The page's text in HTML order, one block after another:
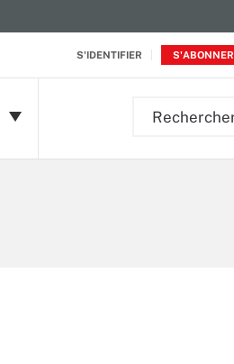
S'IDENTIFIER S'ABONNER